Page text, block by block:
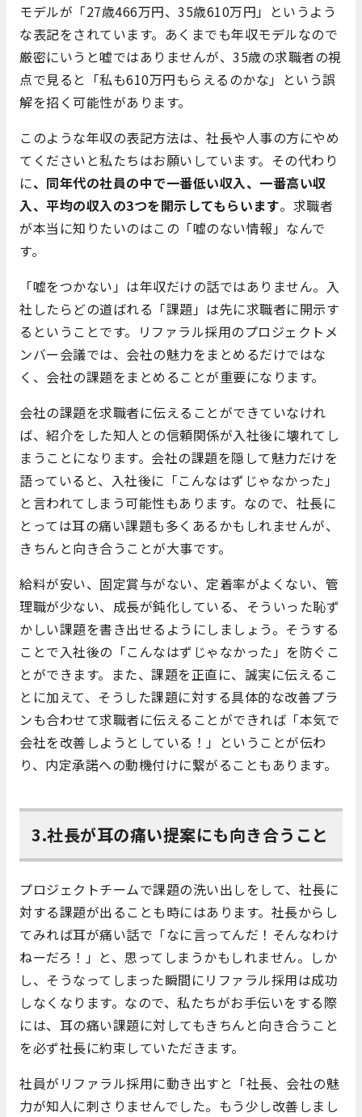
モデルが「27歳466万円、35歳610万円」というよう
な表記をされています。あくまでも年収モデルなので
厳密にいうと嘘ではありませんが、35歳の求職者の視
点で見ると「私も610万円もらえるのかな」という誤
解を招く可能性があります。
このような年収の表記方法は、社長や人事の方にやめ
てくださいと私たちはお願いしています。その代わり
に、同年代の社員の中で一番低い収入、一番高い収
入、平均の収入の3つを開示してもらいます。求職者
が本当に知りたいのはこの「嘘のない情報」なんで
す。
「嘘をつかない」は年収だけの話ではありません。入
社したらどの道ばれる「課題」は先に求職者に開示す
るということです。リファラル採用のプロジェクトメ
ンバー会議では、会社の魅力をまとめるだけではな
く、会社の課題をまとめることが重要になります。
会社の課題を求職者に伝えることができていなけれ
ば、紹介をした知人との信頼関係が入社後に壊れてし
まうことになります。会社の課題を隠して魅力だけを
語っていると、入社後に「こんなはずじゃなかった」
と言われてしまう可能性もあります。なので、社長に
とっては耳の痛い課題も多くあるかもしれませんが、
きちんと向き合うことが大事です。
給料が安い、固定賞与がない、定着率がよくない、管
理職が少ない、成長が鈍化している、そういった恥ず
かしい課題を書き出せるようにしましょう。そうする
ことで入社後の「こんなはずじゃなかった」を防ぐこ
とができます。また、課題を正直に、誠実に伝えるこ
とに加えて、そうした課題に対する具体的な改善プラ
ンも合わせて求職者に伝えることができれば「本気で
会社を改善しようとしている！」ということが伝わ
り、内定承諾への動機付けに繋がることもあります。
3.社長が耳の痛い提案にも向き合うこと
プロジェクトチームで課題の洗い出しをして、社長に
対する課題が出ることも時にはあります。社長からし
てみれば耳が痛い話で「なに言ってんだ！そんなわけ
ねーだろ！」と、思ってしまうかもしれません。しか
し、そうなってしまった瞬間にリファラル採用は成功
しなくなります。なので、私たちがお手伝いをする際
には、耳の痛い課題に対してもきちんと向き合うこと
を必ず社長に約束していただきます。
社員がリファラル採用に動き出すと「社長、会社の魅
力が知人に刺さりませんでした。もう少し改善しまし